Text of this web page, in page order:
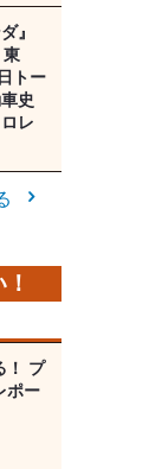
』
トー
史
レ
！ プ
ポー